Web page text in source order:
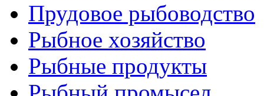
Прудовое рыбоводство
Рыбное хозяйство
Рыбные продукты